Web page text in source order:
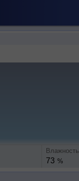
Влажность
73 %